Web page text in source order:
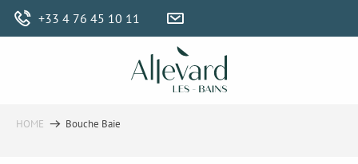
Aller
+33 4 76 45 10 11
HOME Bouche Baie